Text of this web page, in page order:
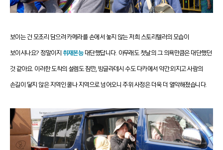
보이는 건 모조리 담으려 카메라를 손에서 놓지 않는 저희 스토리텔러의 모습이
보이시나요?정말이지 취재본능대단했답니다. 아무래도 첫날의 그 의욕만큼은 대단했던
것 같아요. 이러한 도착의 설렘도 잠깐, 방글라데시 수도 다카에서 약간 외지고 사람의
손길이 닿지 않은 지역인 쿨나 지역으로 넘어오니 주위 사정은 더욱 더 열악해졌습니다.